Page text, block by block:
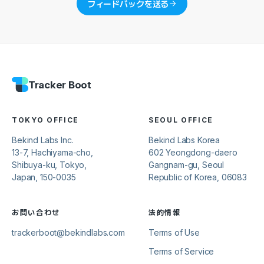
フィードバックを送る
Tracker Boot
TOKYO OFFICE
Bekind Labs Inc.
13-7, Hachiyama-cho,
Shibuya-ku, Tokyo,
Japan, 150-0035
SEOUL OFFICE
Bekind Labs Korea
602 Yeongdong-daero
Gangnam-gu, Seoul
Republic of Korea, 06083
お問い合わせ
trackerboot@bekindlabs.com
法的情報
Terms of Use
Terms of Service